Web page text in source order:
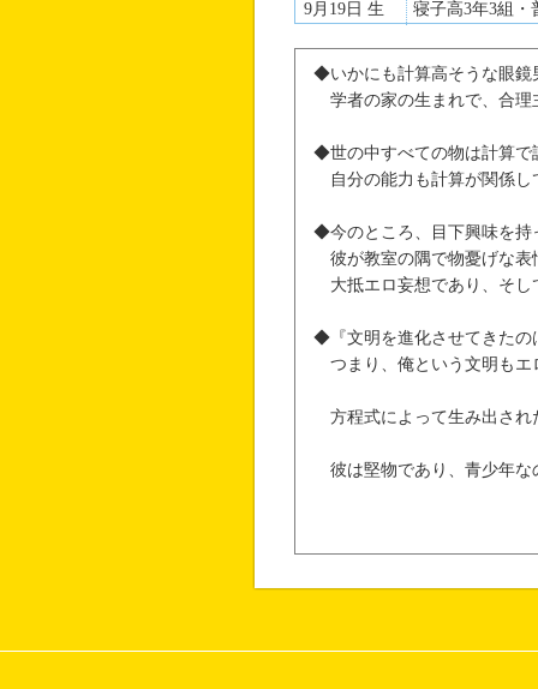
9月19日 生
寝子高3年3組・
◆いかにも計算高そうな眼鏡
学者の家の生まれで、合理
◆世の中すべての物は計算で
自分の能力も計算が関係し
◆今のところ、目下興味を持
彼が教室の隅で物憂げな表
大抵エロ妄想であり、そし
◆『文明を進化させてきたの
つまり、俺という文明もエ
方程式によって生み出され
彼は堅物であり、青少年な